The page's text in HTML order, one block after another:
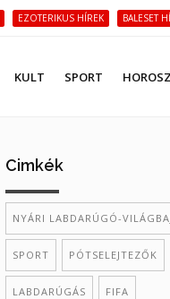
EZOTERIKUS HÍREK BALESET
KULT SPORT
Cimkék
NYÁRI LABDARÚGÓ-
SPORT PÓTSELEJTEZŐK
LABDARÚGÁS FIFA